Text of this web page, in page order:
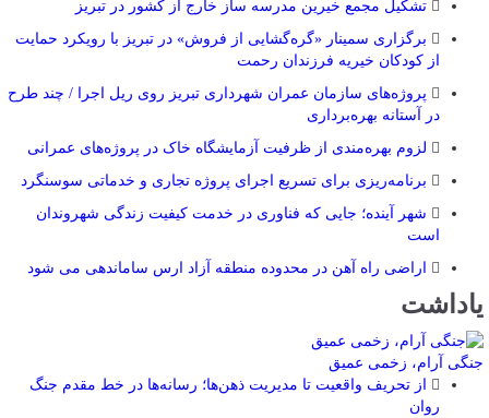
تشکیل مجمع خیرین مدرسه ‌ساز خارج از کشور در تبریز
برگزاری سمینار «گره‌گشایی از فروش» در تبریز با رویکرد حمایت
از کودکان خیریه فرزندان رحمت
پروژه‌های سازمان عمران شهرداری تبریز روی ریل اجرا / چند طرح
در آستانه بهره‌برداری
لزوم بهره‌مندی از ظرفیت آزمایشگاه خاک در پروژه‌های عمرانی
برنامه‌ریزی برای تسریع اجرای پروژه تجاری و خدماتی سوسنگرد
شهر آینده؛ جایی که فناوری در خدمت کیفیت زندگی شهروندان
است
اراضی راه آهن در محدوده منطقه آزاد ارس ساماندهی می شود
یاداشت
جنگی آرام، زخمی عمیق
از تحریف واقعیت تا مدیریت ذهن‌ها؛ رسانه‌ها در خط مقدم جنگ
روان